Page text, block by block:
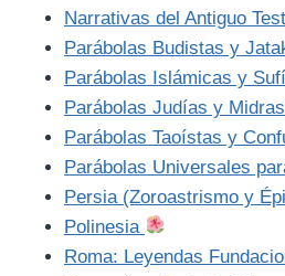
Narrativas del Antiguo
Parábolas Budistas y
Parábolas Islámicas y
Parábolas Judías y
Parábolas Taoístas y
Parábolas Universales
Persia (Zoroastrismo y
Polinesia
Roma: Leyendas